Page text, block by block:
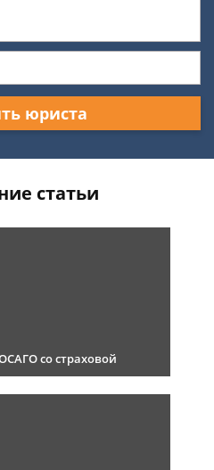
юриста
статьи
со страховой